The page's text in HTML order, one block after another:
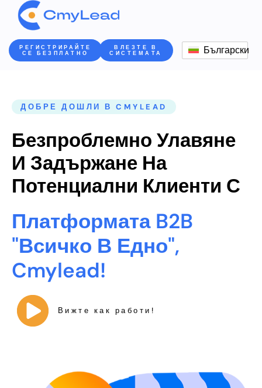
РЕГИСТРИРАЙТЕ
СЕ БЕЗПЛАТНО
ВЛЕЗТЕ В
СИСТЕМАТА
Български
ДОБРЕ ДОШЛИ В CMYLEAD
Безпроблемно Улавяне
И Задържане На
Потенциални Клиенти С
Платформата B2B
"всичко В Едно",
Cmylead!
Вижте как работи!